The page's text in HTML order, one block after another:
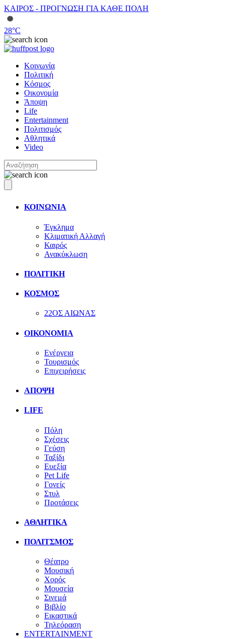
ΚΑΙΡΟΣ - ΠΡΟΓΝΩΣΗ ΓΙΑ ΚΑΘΕ ΠΟΛΗ
28°C
Κοινωνία
Πολιτική
Κόσμος
Οικονομία
Άποψη
Life
Entertainment
Πολιτισμός
Αθλητικά
Video
ΚΟΙΝΩΝΙΑ
Έγκλημα
Κλιματική Αλλαγή
Καιρός
Ανακύκλωση
ΠΟΛΙΤΙΚΗ
ΚΟΣΜΟΣ
22ΟΣ ΑΙΩΝΑΣ
ΟΙΚΟΝΟΜΙΑ
Ενέργεια
Τουρισμός
Επιχειρήσεις
ΑΠΟΨΗ
LIFE
Πόλη
Σχέσεις
Γεύση
Ταξίδι
Ευεξία
Pet Life
Γονείς
Στυλ
Προτάσεις
ΑΘΛΗΤΙΚΑ
ΠΟΛΙΤΣΜΟΣ
Θέατρο
Μουσική
Χορός
Μουσεία
Σινεμά
Βιβλίο
Εικαστικά
Τηλεόραση
ENTERTAINMENT